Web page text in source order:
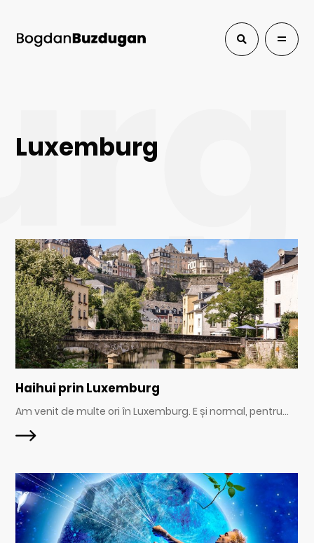
Luxemburg
Haihui prin Luxemburg
Am venit de multe ori în Luxemburg. E și normal, pentru...